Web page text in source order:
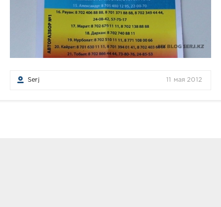
Serj 11 мая 2012